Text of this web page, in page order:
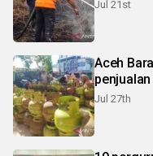
Jul 21st
Aceh
Jul 27th